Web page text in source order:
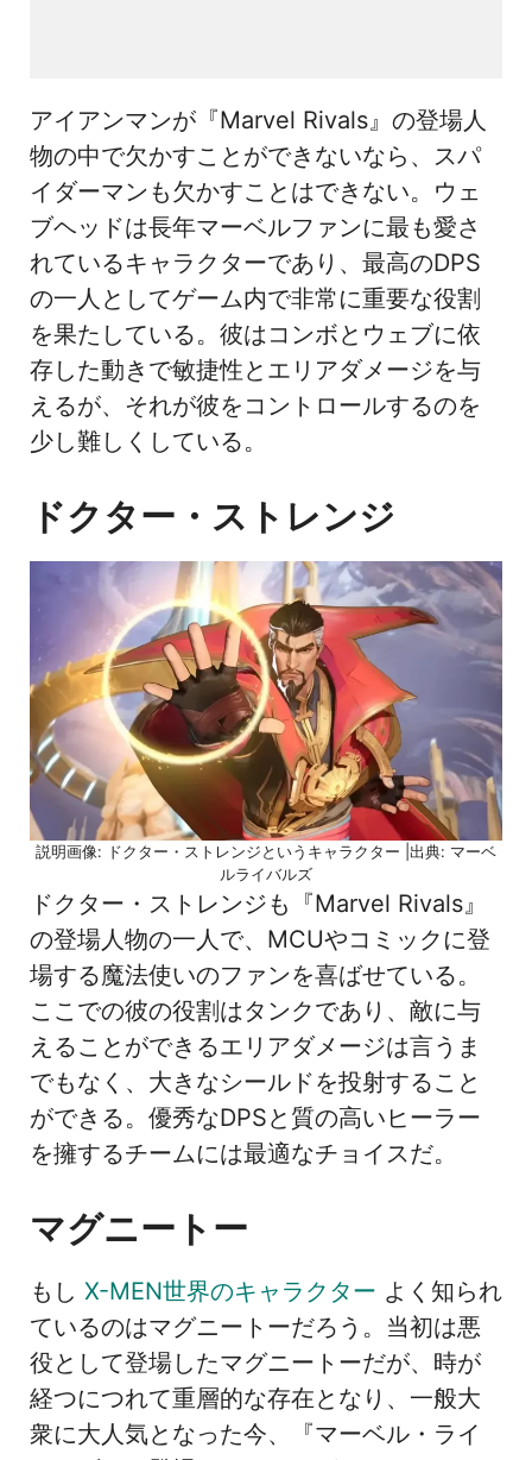
アイアンマンが『Marvel Rivals』の登場人
物の中で欠かすことができないなら、スパ
イダーマンも欠かすことはできない。ウェ
ブヘッドは長年マーベルファンに最も愛さ
れているキャラクターであり、最高のDPS
の一人としてゲーム内で非常に重要な役割
を果たしている。彼はコンボとウェブに依
存した動きで敏捷性とエリアダメージを与
えるが、それが彼をコントロールするのを
少し難しくしている。
ドクター・ストレンジ
説明画像: ドクター・ストレンジというキャラクター |出典: マーベ
ルライバルズ
ドクター・ストレンジも『Marvel Rivals』
の登場人物の一人で、MCUやコミックに登
場する魔法使いのファンを喜ばせている。
ここでの彼の役割はタンクであり、敵に与
えることができるエリアダメージは言うま
でもなく、大きなシールドを投射すること
ができる。優秀なDPSと質の高いヒーラー
を擁するチームには最適なチョイスだ。
マグニートー
もし X-MEN世界のキャラクター よく知られ
ているのはマグニートーだろう。当初は悪
役として登場したマグニートーだが、時が
経つにつれて重層的な存在となり、一般大
衆に大人気となった今、『マーベル・ライ